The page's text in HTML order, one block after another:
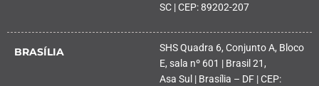
SC | CEP: 89202-207
BRASÍLIA
SHS Quadra 6, Conjunto A, Bloco
E, sala nº 601 | Brasil 21,
Asa Sul | Brasília – DF | CEP: